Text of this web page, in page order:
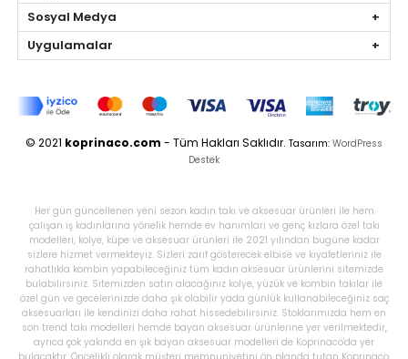
Sosyal Medya
Uygulamalar
© 2021 koprinaco.com - Tüm Hakları Saklıdır. Tasarım: WordPress
Destek
Her gün güncellenen yeni sezon kadın takı ve aksesuar ürünleri ile hem
çalışan iş kadınlarına yönelik hemde ev hanımları ve genç kızlara özel takı
modelleri, kolye, küpe ve aksesuar ürünleri ile 2021 yılından bugüne kadar
sizlere hizmet vermekteyiz. Sizleri zarif gösterecek elbise ve kıyafetleriniz ile
rahatlıkla kombin yapabileceğiniz tüm kadın aksesuar ürünlerini sitemizde
bulabilirsiniz. Sitemizden satın alacağınız kolye, yüzük ve kombin takılar ile
özel gün ve gecelerinizde daha şık olabilir yada günlük kullanabileceğiniz saç
aksesuarları ile kendinizi daha rahat hissedebilirsiniz. Stoklarımızda hem en
son trend takı modelleri hemde bayan aksesuar ürünlerine yer verilmektedir,
ayrıca çok yakında en şık bayan aksesuar modelleri de Koprinaco'da yer